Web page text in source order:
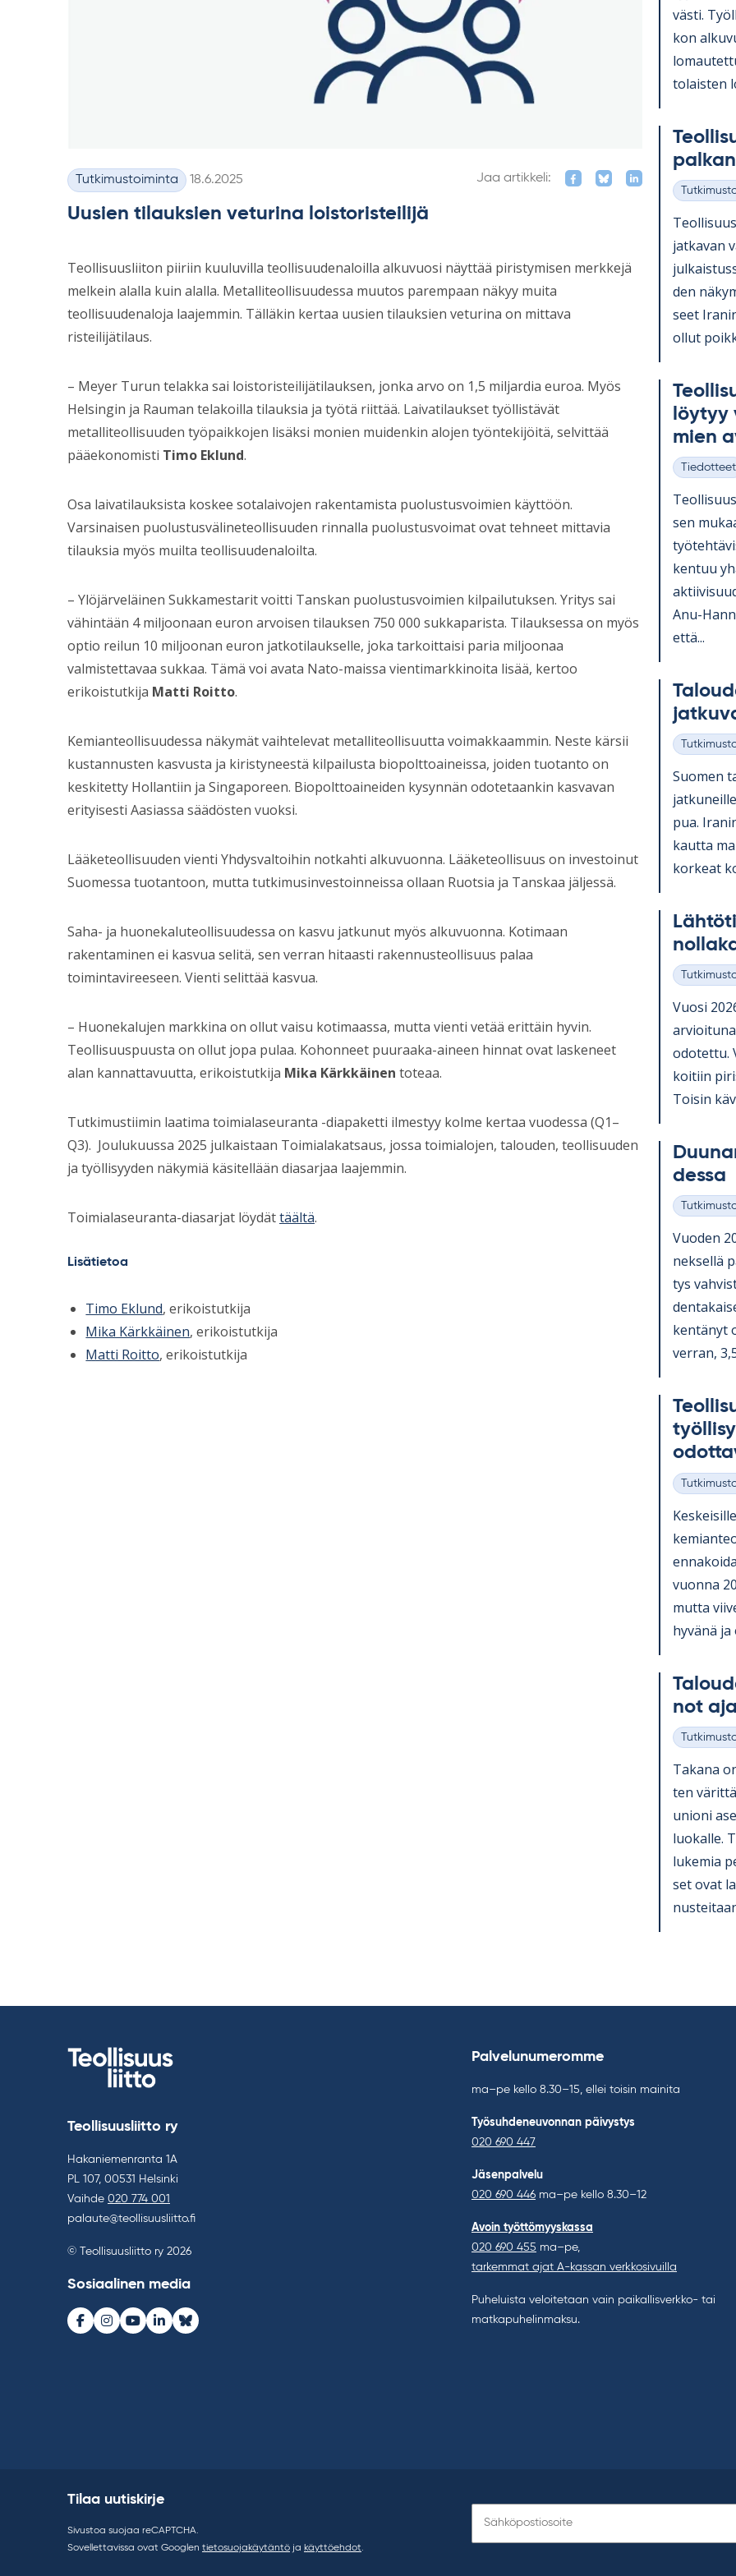
Kategoriat
Tutkimustoiminta Kirjoitettu
18.6.2025 Jaa artikkeli:
Uusien tilauksien veturina loistoristeilijä
Teollisuusliiton piiriin kuuluvilla teollisuudenaloilla alkuvuosi näyttää piristymisen merkkejä
melkein alalla kuin alalla. Metalliteollisuudessa muutos parempaan näkyy muita
teollisuudenaloja laajemmin. Tälläkin kertaa uusien tilauksien veturina on mittava
risteilijätilaus.
– Meyer Turun telakka sai loistoristeilijätilauksen, jonka arvo on 1,5 miljardia euroa. Myös
Helsingin ja Rauman telakoilla tilauksia ja työtä riittää. Laivatilaukset työllistävät
metalliteollisuuden työpaikkojen lisäksi monien muidenkin alojen työntekijöitä, selvittää
pääekonomisti Timo Eklund.
Osa laivatilauksista koskee sotalaivojen rakentamista puolustusvoimien käyttöön.
Varsinaisen puolustusvälineteollisuuden rinnalla puolustusvoimat ovat tehneet mittavia
tilauksia myös muilta teollisuudenaloilta.
– Ylöjärveläinen Sukkamestarit voitti Tanskan puolustusvoimien kilpailutuksen. Yritys sai
vähintään 4 miljoonaan euron arvoisen tilauksen 750 000 sukkaparista. Tilauksessa on myös
optio reilun 10 miljoonan euron jatkotilaukselle, joka tarkoittaisi paria miljoonaa
valmistettavaa sukkaa. Tämä voi avata Nato-maissa vientimarkkinoita lisää, kertoo
erikoistutkija Matti Roitto.
Kemianteollisuudessa näkymät vaihtelevat metalliteollisuutta voimakkaammin. Neste kärsii
kustannusten kasvusta ja kiristyneestä kilpailusta biopolttoaineissa, joiden tuotanto on
keskitetty Hollantiin ja Singaporeen. Biopolttoaineiden kysynnän odotetaankin kasvavan
erityisesti Aasiassa säädösten vuoksi.
Lääketeollisuuden vienti Yhdysvaltoihin notkahti alkuvuonna. Lääketeollisuus on investoinut
Suomessa tuotantoon, mutta tutkimusinvestoinneissa ollaan Ruotsia ja Tanskaa jäljessä.
Saha- ja huonekaluteollisuudessa on kasvu jatkunut myös alkuvuonna. Kotimaan
rakentaminen ei kasvua selitä, sen verran hitaasti rakennusteollisuus palaa
toimintavireeseen. Vienti selittää kasvua.
– Huonekalujen markkina on ollut vaisu kotimaassa, mutta vienti vetää erittäin hyvin.
Teollisuuspuusta on ollut jopa pulaa. Kohonneet puuraaka-aineen hinnat ovat laskeneet
alan kannattavuutta, erikoistutkija Mika Kärkkäinen toteaa.
Tutkimustiimin laatima toimialaseuranta -diapaketti ilmestyy kolme kertaa vuodessa (Q1–
Q3). Joulukuussa 2025 julkaistaan Toimialakatsaus, jossa toimialojen, talouden, teollisuuden
ja työllisyyden näkymiä käsitellään diasarjaa laajemmin.
Toimialaseuranta-diasarjat löydättäältä.
Lisätietoa
Timo Eklund, erikoistutkija
Mika Kärkkäinen, erikoistutkija
Matti Roitto, erikoistutkija
västi.
kon
to­lais­ten
Kategoriat
jat­ka­van
den
seet
ol­lut
mien
Kategoriat
Tiedotteet
sen
ken­tuu
Anu-
että...
Kategoriat
Suo­men
pua.
kautta
kor­keat
Kategoriat
Vuosi
odo­tettu.
koi­tiin
Toi­sin
dessa
Kategoriat
Vuo­den
nek­sellä
tys
ken­tä­nyt
ver­ran,
Kategoriat
vuonna
mutta
hy­vänä
not
Kategoriat
Ta­kana
ten
unioni
luo­kalle.
lu­ke­mia
set ovat
Teollisuusliitto ry
Hakaniemenranta 1A
PL 107, 00531 Helsinki
Vaihde 020 774 001
palaute@teollisuusliitto.fi
© Teollisuusliitto ry 2026
Sosiaalinen media
Facebook
Instagram
Youtube
LinkedInBluesky
Palvelunumeromme
ma–pe kello 8.30–15, ellei toisin mainita
Työsuhdeneuvonnan päivystys
020 690 447
Jäsenpalvelu
020 690 446 ma–pe kello 8.30–12
Avoin työttömyyskassa
020 690 455 ma–pe,
tarkemmat ajat A-kassan verkkosivuilla
Puheluista veloitetaan vain paikallisverkko- tai
matkapuhelinmaksu.
Tilaa uutiskirje
Sivustoa suojaa reCAPTCHA.
Sovellettavissa ovat Googlen tietosuojakäytäntö ja käyttöehdot.